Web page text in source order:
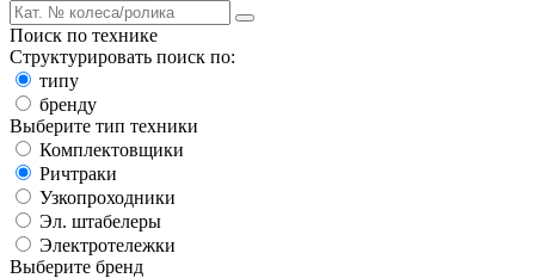
Поиск по технике
Структурировать поиск по:
типу
бренду
Выберите тип техники
Комплектовщики
Ричтраки
Узкопроходники
Эл. штабелеры
Электротележки
Выберите бренд